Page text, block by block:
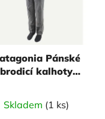
Pánské
brodicí kalhoty
Basin green
Skladem (1 ks)